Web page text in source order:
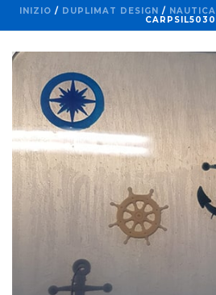
INIZIO / DUPLIMAT DESIGN / NAUTICA
CARPSIL5030